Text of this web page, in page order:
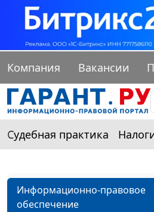
Компания Вакансии
Судебная практика
Информационно-правовое
обеспечение